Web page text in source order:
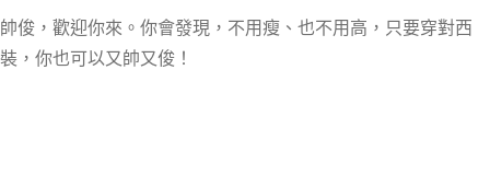
帥俊，歡迎你來。你會發現，不用瘦、也不用高，只要穿對西
裝，你也可以又帥又俊！